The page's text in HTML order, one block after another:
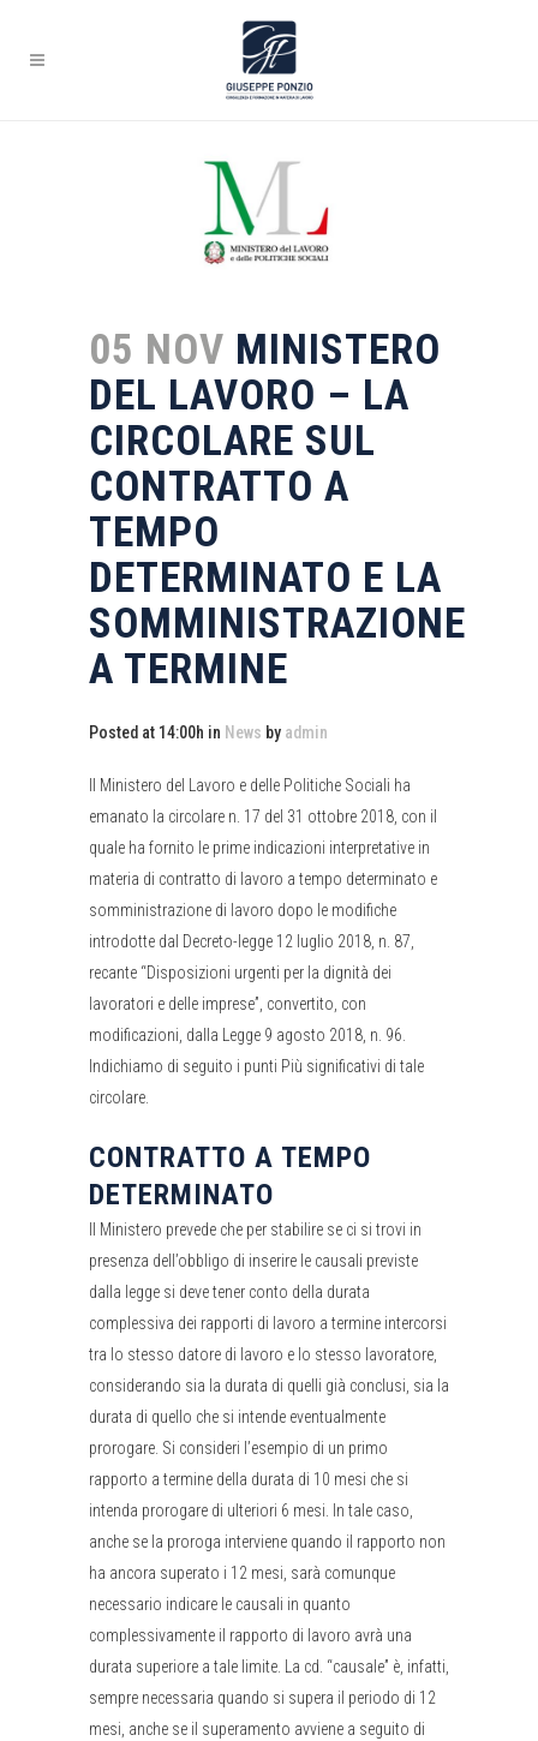
05 NOV MINISTERO
DEL LAVORO – LA
CIRCOLARE SUL
CONTRATTO A
TEMPO
DETERMINATO E LA
SOMMINISTRAZIONE
A TERMINE
Posted at 14:00h in News by admin
Il Ministero del Lavoro e delle Politiche Sociali ha
emanato la circolare n. 17 del 31 ottobre 2018, con il
quale ha fornito le prime indicazioni interpretative in
materia di contratto di lavoro a tempo determinato e
somministrazione di lavoro dopo le modifiche
introdotte dal Decreto-legge 12 luglio 2018, n. 87,
recante “Disposizioni urgenti per la dignità dei
lavoratori e delle imprese”, convertito, con
modificazioni, dalla Legge 9 agosto 2018, n. 96.
Indichiamo di seguito i punti Più significativi di tale
circolare.
CONTRATTO A TEMPO
DETERMINATO
Il Ministero prevede che per stabilire se ci si trovi in
presenza dell’obbligo di inserire le causali previste
dalla legge si deve tener conto della durata
complessiva dei rapporti di lavoro a termine intercorsi
tra lo stesso datore di lavoro e lo stesso lavoratore,
considerando sia la durata di quelli già conclusi, sia la
durata di quello che si intende eventualmente
prorogare. Si consideri l’esempio di un primo
rapporto a termine della durata di 10 mesi che si
intenda prorogare di ulteriori 6 mesi. In tale caso,
anche se la proroga interviene quando il rapporto non
ha ancora superato i 12 mesi, sarà comunque
necessario indicare le causali in quanto
complessivamente il rapporto di lavoro avrà una
durata superiore a tale limite. La cd. “causale” è, infatti,
sempre necessaria quando si supera il periodo di 12
mesi, anche se il superamento avviene a seguito di